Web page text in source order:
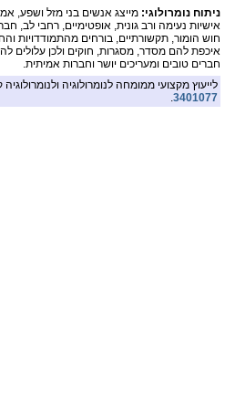
ניתוח נומרולוגי: מייצג אנשים בני מזל ושפע,
אישיות נעימה ורב גונית, אופטימיים, רחבי לב,
חוש הומור, תקשורתיים, בורחים מהתמודדויות
איכפת להם מסדר, מסגרות, חוקים ולכן עלולים
חברים טובים ומעריכים יושר וחברות אמיתית.
לייעוץ מקצועי ממומחה לנומרולוגיה
3401077
.